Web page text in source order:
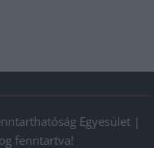
Egyesület |
fenntartva!